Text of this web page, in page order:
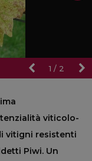
1 / 2
viticolo-
vitigni resistenti
Piwi. Un